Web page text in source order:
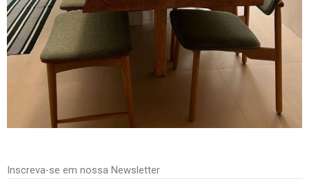
Inscreva-se em nossa Newsletter